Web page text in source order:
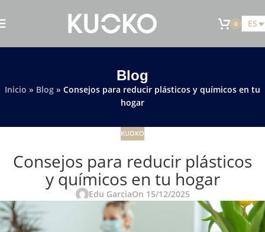
0 ES
Blog
Inicio » Blog » Consejos para reducir plásticos y químicos en tu
hogar
KUOKO
Consejos para reducir plásticos
y químicos en tu hogar
Edu GarciaOn 15/12/2025